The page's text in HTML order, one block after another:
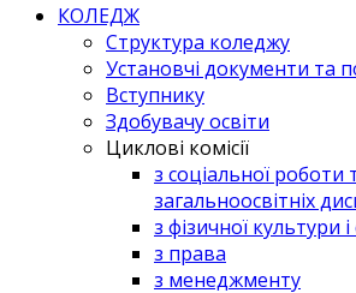
КОЛЕДЖ
Структура коледжу
Установчі документи та
Вступнику
Здобувачу освіти
Циклові комісії
з соціальної роботи
загальноосвітніх
з фізичної культури
з права
з менеджменту